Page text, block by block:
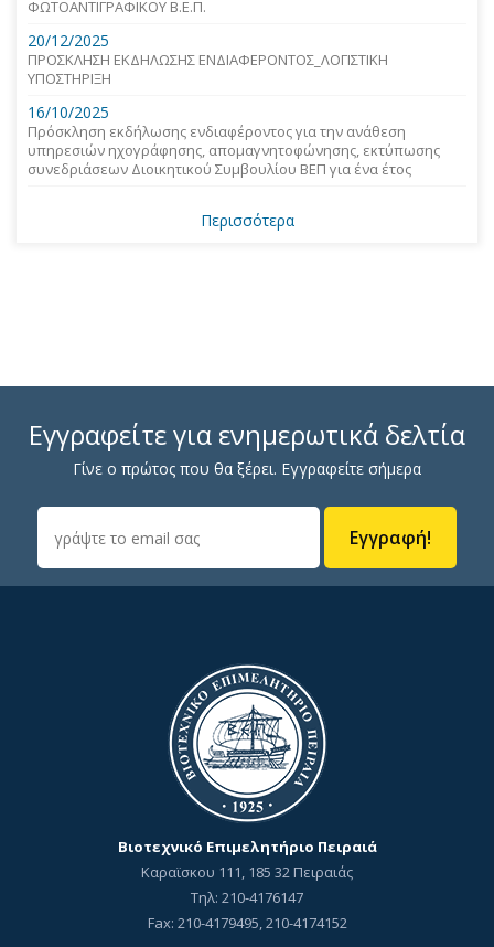
ΦΩΤΟΑΝΤΙΓΡΑΦΙΚΟΥ Β.Ε.Π.
20/12/2025
ΠΡΟΣΚΛΗΣΗ ΕΚΔΗΛΩΣΗΣ ΕΝΔΙΑΦΕΡΟΝΤΟΣ_ΛΟΓΙΣΤΙΚΗ
ΥΠΟΣΤΗΡΙΞΗ
16/10/2025
Πρόσκληση εκδήλωσης ενδιαφέροντος για την ανάθεση
υπηρεσιών ηχογράφησης, απομαγνητοφώνησης, εκτύπωσης
συνεδριάσεων Διοικητικού Συμβουλίου ΒΕΠ για ένα έτος
Περισσότερα
Εγγραφείτε για ενημερωτικά δελτία
Γίνε ο πρώτος που θα ξέρει. Εγγραφείτε σήμερα
Εγγραφή!
Βιοτεχνικό Επιμελητήριο Πειραιά
Καραϊσκου 111, 185 32 Πειραιάς
Τηλ: 210-4176147
Fax: 210-4179495, 210-4174152